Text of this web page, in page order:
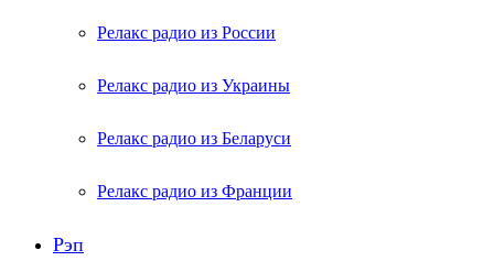
Релакс радио из России
Релакс радио из Украины
Релакс радио из Беларуси
Релакс радио из Франции
Рэп